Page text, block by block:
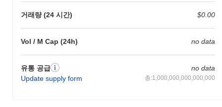
거래량 (24 시간) $0.00
Vol / M Cap (24h) no data
유통 공급
Update supply form
no data
총:1,000,000,000,000,000